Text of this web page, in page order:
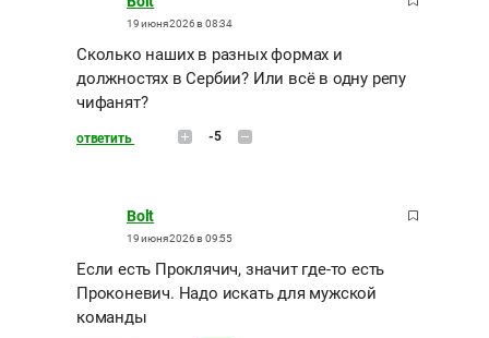
19 июня 2026 в 08:34
Сколько наших в разных формах и
должностях в Сербии? Или всё в одну репу
чифанят?
ответить -5
Bolt
19 июня 2026 в 09:55
Если есть Проклячич, значит где-то есть
Проконевич. Надо искать для мужской
команды